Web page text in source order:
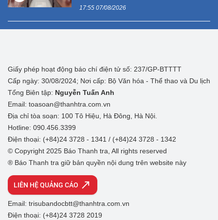
17:55 07/08/2026
Giấy phép hoạt động báo chí điện tử số: 237/GP-BTTTT
Cấp ngày: 30/08/2024; Nơi cấp: Bộ Văn hóa - Thể thao và Du lịch
Tổng Biên tập: Nguyễn Tuấn Anh
Email: toasoan@thanhtra.com.vn
Địa chỉ tòa soạn: 100 Tô Hiệu, Hà Đông, Hà Nội.
Hotline: 090.456.3399
Điện thoại: (+84)24 3728 - 1341 / (+84)24 3728 - 1342
© Copyright 2025 Báo Thanh tra, All rights reserved
® Báo Thanh tra giữ bản quyền nội dung trên website này
LIÊN HỆ QUẢNG CÁO
Email: trisubandocbtt@thanhtra.com.vn
Điện thoại: (+84)24 3728 2019